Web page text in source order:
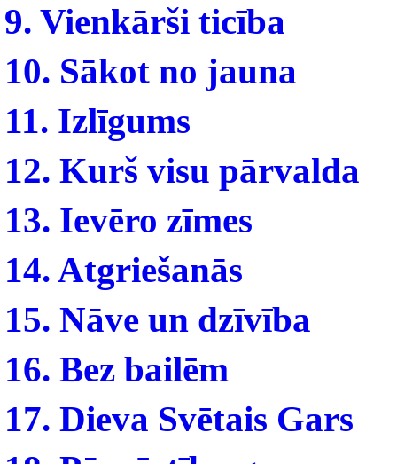
9. Vienkārši ticība
10. Sākot no jauna
11. Izlīgums
12. Kurš visu pārvalda
13. Ievēro zīmes
14. Atgriešanās
15. Nāve un dzīvība
16. Bez bailēm
17. Dieva Svētais Gars